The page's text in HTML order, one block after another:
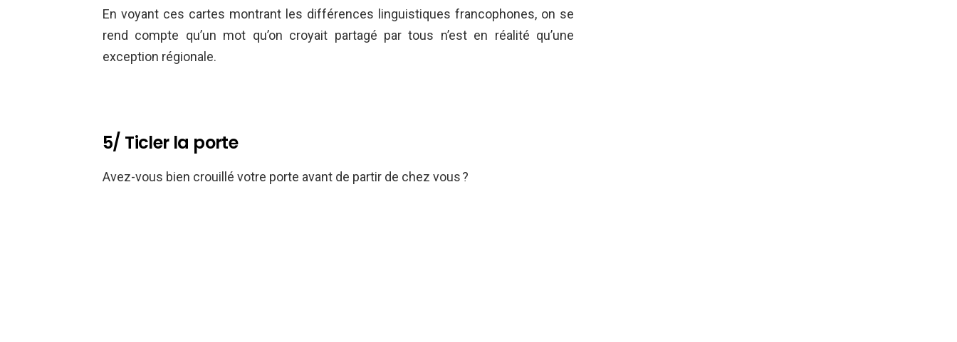
En voyant ces cartes montrant les différences linguistiques francophones, on se
rend compte qu’un mot qu’on croyait partagé par tous n’est en réalité qu’une
exception régionale.
5/ Ticler la porte
Avez-vous bien crouillé votre porte avant de partir de chez vous ?